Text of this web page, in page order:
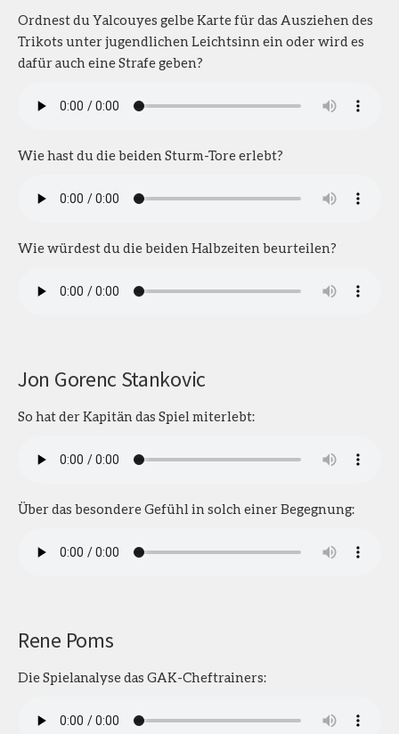
Ordnest du Yalcouyes gelbe Karte für das Ausziehen des
Trikots unter jugendlichen Leichtsinn ein oder wird es
dafür auch eine Strafe geben?
Wie hast du die beiden Sturm-Tore erlebt?
Wie würdest du die beiden Halbzeiten beurteilen?
Jon Gorenc Stankovic
So hat der Kapitän das Spiel miterlebt:
Über das besondere Gefühl in solch einer Begegnung:
Rene Poms
Die Spielanalyse das GAK-Cheftrainers: